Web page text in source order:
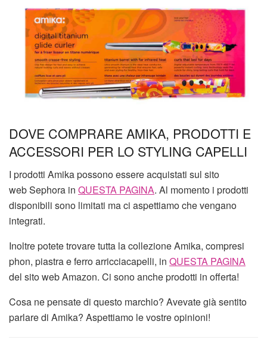
DOVE COMPRARE AMIKA, PRODOTTI E
ACCESSORI PER LO STYLING CAPELLI
I prodotti Amika possono essere acquistati sul sito
web Sephora in QUESTA PAGINA. Al momento i prodotti
disponibili sono limitati ma ci aspettiamo che vengano
integrati.
Inoltre potete trovare tutta la collezione Amika, compresi
phon, piastra e ferro arricciacapelli, in QUESTA PAGINA
del sito web Amazon. Ci sono anche prodotti in offerta!
Cosa ne pensate di questo marchio? Avevate già sentito
parlare di Amika? Aspettiamo le vostre opinioni!